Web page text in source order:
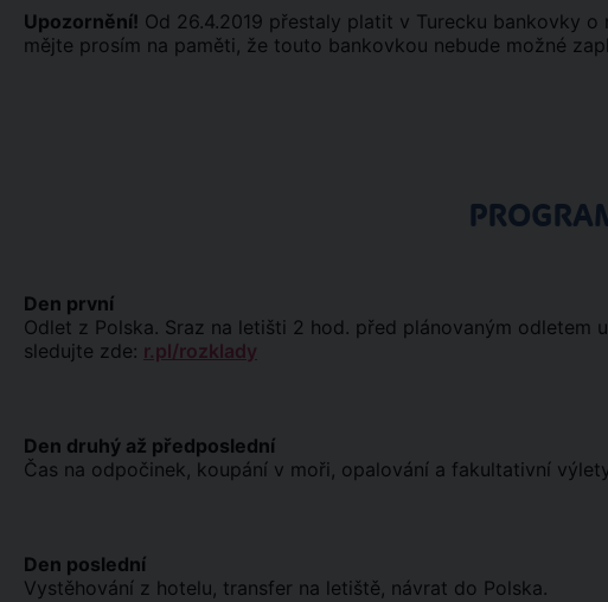
Upozornění! Od 26.4.2019 přestaly platit v Turecku bankovky
mějte prosím na paměti, že touto bankovkou nebude možné
Den první
Odlet z Polska. Sraz na letišti 2 hod. před plánovaným odletem
sledujte zde: r.pl/rozklady
Den druhý až předposlední
Čas na odpočinek, koupání v moři, opalování a fakultativní
Den poslední
Vystěhování z hotelu, transfer na letiště, návrat do Polska.